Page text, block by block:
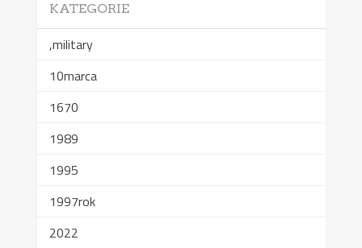
KATEGORIE
,military
10marca
1670
1989
1995
1997rok
2022